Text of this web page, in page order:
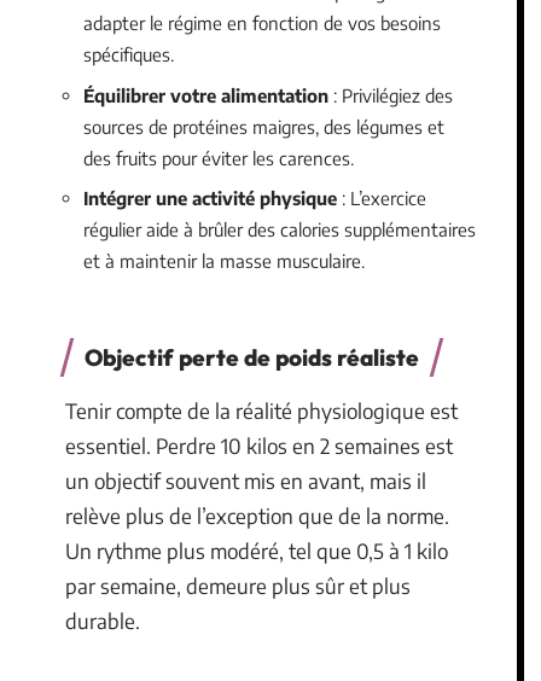
adapter le régime en fonction de vos besoins
spécifiques.
Équilibrer votre alimentation : Privilégiez des
sources de protéines maigres, des légumes et
des fruits pour éviter les carences.
Intégrer une activité physique : L’exercice
régulier aide à brûler des calories supplémentaires
et à maintenir la masse musculaire.
Objectif perte de poids réaliste
Tenir compte de la réalité physiologique est
essentiel. Perdre 10 kilos en 2 semaines est
un objectif souvent mis en avant, mais il
relève plus de l’exception que de la norme.
Un rythme plus modéré, tel que 0,5 à 1 kilo
par semaine, demeure plus sûr et plus
durable.